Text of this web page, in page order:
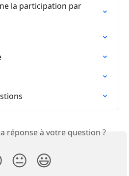
la participation par
réponse à votre question ?
😐 😃